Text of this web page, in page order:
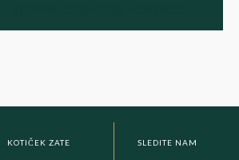
KOTIČEK ZATE SLEDITE NAM